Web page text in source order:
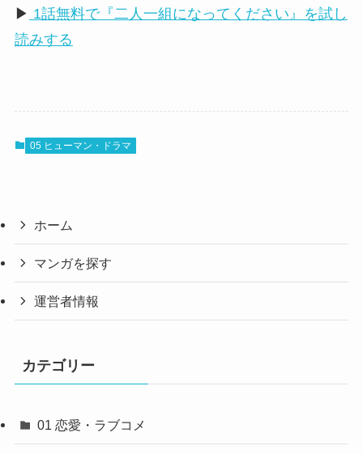
▶ 1話無料で『二人一組になってください』を試し
読みする
05 ヒューマン・ドラマ
ホーム
マンガを探す
運営者情報
カテゴリー
01 恋愛・ラブコメ